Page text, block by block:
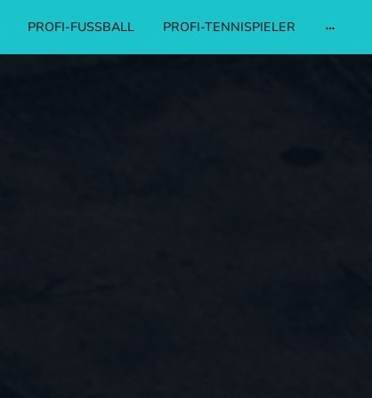
PROFI-FUSSBALL PROFI-TENNISPIELER